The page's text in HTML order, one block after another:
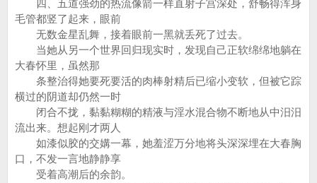
四、五道强劲的热流像箭一样直射子宫深处，舒畅得浑身
毛管都竖了起来，眼前
无数金星乱舞，接着眼前一黑就丢死了过去。
当她从另一个世界回归现实时，发现自己正软绵绵地躺在
大春怀里，虽然那
条整治得她要死要活的肉棒射精后已缩小变软，但被它踪
横过的阴道却仍然一时
闭合不拢，黏黏糊糊的精液与淫水混合物不断地从中汨汨
流出来。想起刚才两人
如漆似胶的交媾一幕，她羞涩万分地将头深深埋在大春胸
口，不发一言地静静享
受着高潮后的余韵。